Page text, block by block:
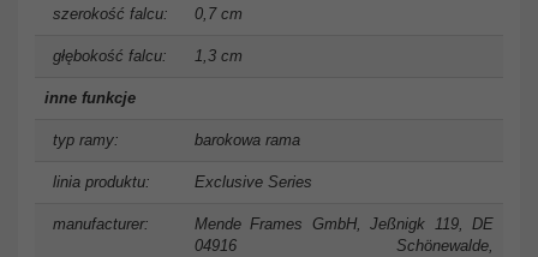
szerokość falcu: 0,7 cm
głębokość falcu: 1,3 cm
inne funkcje
typ ramy: barokowa rama
linia produktu: Exclusive Series
manufacturer:
Mende Frames GmbH, Jeßnigk 119, DE
04916 Schönewalde,